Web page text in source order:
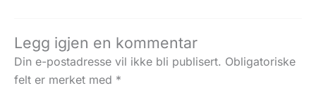
Legg igjen en kommentar
Din e-postadresse vil ikke bli publisert. Obligatoriske
felt er merket med *